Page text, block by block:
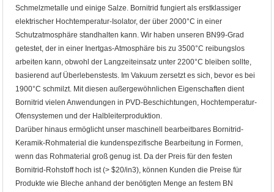
Schmelzmetalle und einige Salze. Bornitrid fungiert als erstklassiger
elektrischer Hochtemperatur-Isolator, der über 2000°C in einer
Schutzatmosphäre standhalten kann. Wir haben unseren BN99-Grad
getestet, der in einer Inertgas-Atmosphäre bis zu 3500°C reibungslos
arbeiten kann, obwohl der Langzeiteinsatz unter 2200°C bleiben sollte,
basierend auf Überlebenstests. Im Vakuum zersetzt es sich, bevor es bei
1900°C schmilzt. Mit diesen außergewöhnlichen Eigenschaften dient
Bornitrid vielen Anwendungen in PVD-Beschichtungen, Hochtemperatur-
Ofensystemen und der Halbleiterproduktion.
Darüber hinaus ermöglicht unser maschinell bearbeitbares Bornitrid-
Keramik-Rohmaterial die kundenspezifische Bearbeitung in Formen,
wenn das Rohmaterial groß genug ist. Da der Preis für den festen
Bornitrid-Rohstoff hoch ist (> $20/in3), können Kunden die Preise für
Produkte wie Bleche anhand der benötigten Menge an festem BN